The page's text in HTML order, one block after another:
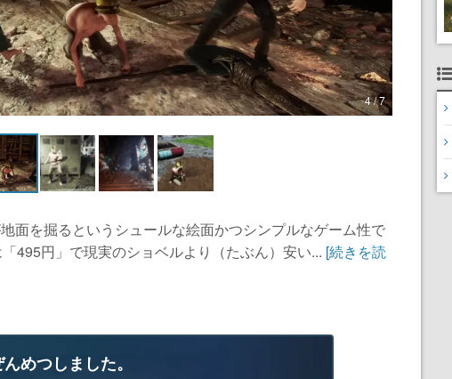
4 / 7
面を掘るというシュールな絵面かつシンプルなゲーム性で
495円」で現実のショベルより（たぶん）安い... [続きを読
めつしました。